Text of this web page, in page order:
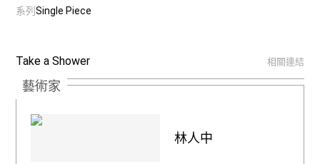
系列Single Piece
Take a Shower 相關連結
藝術家
林人中